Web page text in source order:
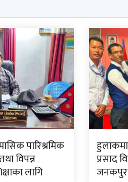
पारिश्रमिक
विपन्न
लागि
प्रसाद
जनकपुर